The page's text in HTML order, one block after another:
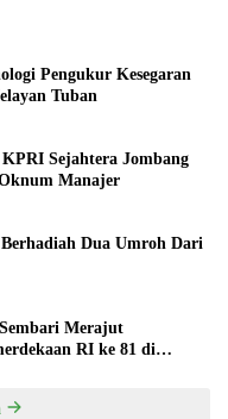
Pengukur Kesegaran
Tuban
Sejahtera Jombang
Manajer
Dua Umroh Dari
Merajut
RI ke 81 di